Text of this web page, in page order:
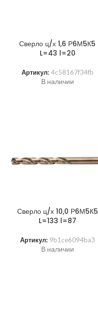
Сверло ц/х 1,6 Р6М5К5
L=43 l=20
Артикул: 4c58167f34fb
В наличии
Сверло ц/х 10,0 Р6М5К5
L=133 l=87
Артикул: 9b1ce6094ba3
В наличии